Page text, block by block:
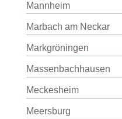
Mannheim
Marbach am Neckar
Markgröningen
Massenbachhausen
Meckesheim
Meersburg